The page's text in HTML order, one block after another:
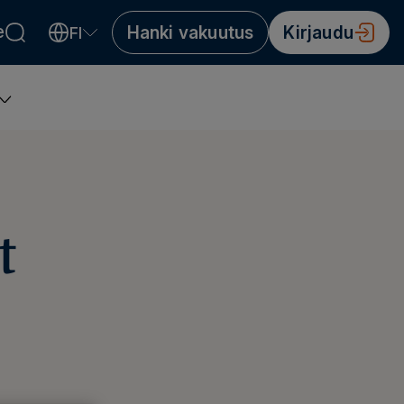
FI
Valitse kieli Välj språk Choose language
Hanki vakuutus Kirjaudu